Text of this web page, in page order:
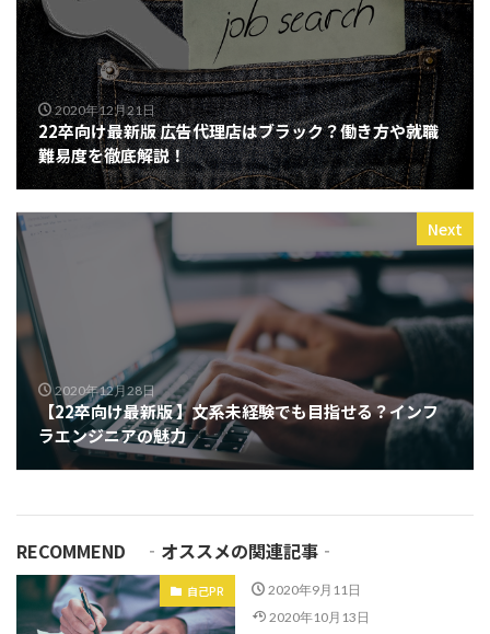
2020年12月21日
22卒向け最新版 広告代理店はブラック？働き方や就職
難易度を徹底解説！
Next
2020年12月28日
【22卒向け最新版 】文系未経験でも目指せる？インフ
ラエンジニアの魅力
RECOMMEND ‐オススメの関連記事‐
自己PR 2020年9月11日
2020年10月13日